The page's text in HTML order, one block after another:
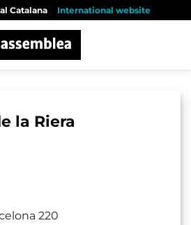
Catalana International website
la Riera
220